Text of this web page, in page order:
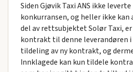
Siden Gjøvik Taxi ANS ikke
konkurransen, og heller ikke kan
del av rettsubjektet Solør Taxi,
kontrakt til denne leverandøren
tildeling av ny kontrakt, og
Innklagede kan kun tildele